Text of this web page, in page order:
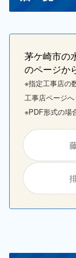
茅ケ崎市の
のページか
※指定工事店の
工事店ページへ
※PDF形式の場